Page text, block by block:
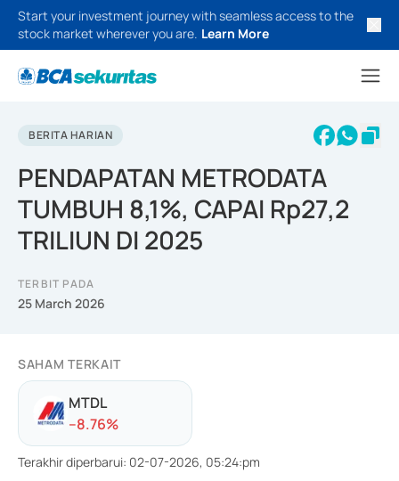
Start your investment journey with seamless access to the
stock market wherever you are. Learn More
BERITA HARIAN
PENDAPATAN METRODATA
TUMBUH 8,1%, CAPAI Rp27,2
TRILIUN DI 2025
TERBIT PADA
25 March 2026
SAHAM TERKAIT
MTDL
--8.76%
Terakhir diperbarui: 02-07-2026, 05:24:pm